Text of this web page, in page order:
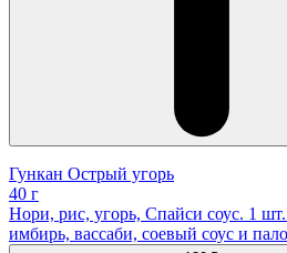
Гункан Острый угорь
40 г
Нори, рис, угорь, Спайси соус. 1
имбирь, вассаби, соевый соус и